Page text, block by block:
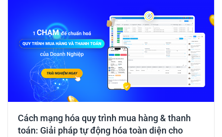
Cách mạng hóa quy trình mua hàng & thanh
toán: Giải pháp tự động hóa toàn diện cho